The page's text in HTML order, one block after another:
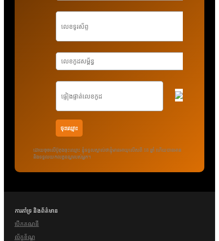
ដោយចុចលើប៊ូតុងចុះឈ្មោះ ខ្ញុំទទួលស្គាល់ថាខ្ញុំមានអាយុលើសពី 18 ឆ្នាំ ហើយបានអាន
និងទទួលយកលក្ខខណ្ឌរបស់អ្នក។
ការគាំទ្រ និងព័ត៌មាន
បើក​គណនី
ល័ក្ខខ័ណ្ឌ